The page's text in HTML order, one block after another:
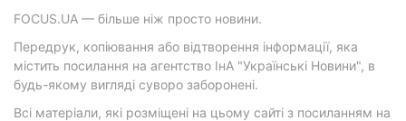
FOCUS.UA — більше ніж просто новини.
Передрук, копіювання або відтворення інформації, яка
містить посилання на агентство ІнА "Українські Новини", в
будь-якому вигляді суворо заборонені.
Всі матеріали, які розміщені на цьому сайті з посиланням на